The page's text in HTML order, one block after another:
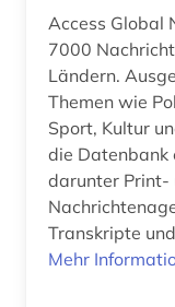
chile (1)
china (11)
coaching (1)
codierung (1)
Access Global
7000
Ländern.
Themen wie
Sport, Kultur
die Datenbank
darunter Print-
Mehr